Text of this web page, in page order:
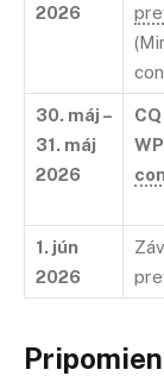
2026
30. máj –
31. máj
2026
1. jún
2026